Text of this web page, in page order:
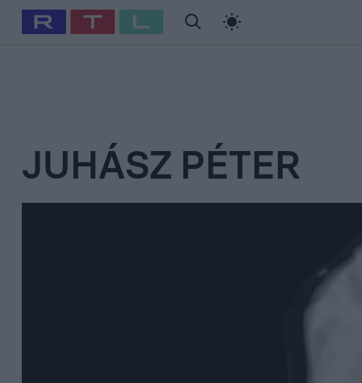
Babits Marcella Szellő István Most Wanted
JUHÁSZ PÉTER